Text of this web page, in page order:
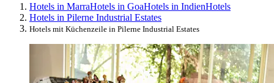
Hotels in MarraHotels in GoaHotels in IndienHotels
Hotels in Pilerne Industrial Estates
Hotels mit Küchenzeile in Pilerne Industrial Estates